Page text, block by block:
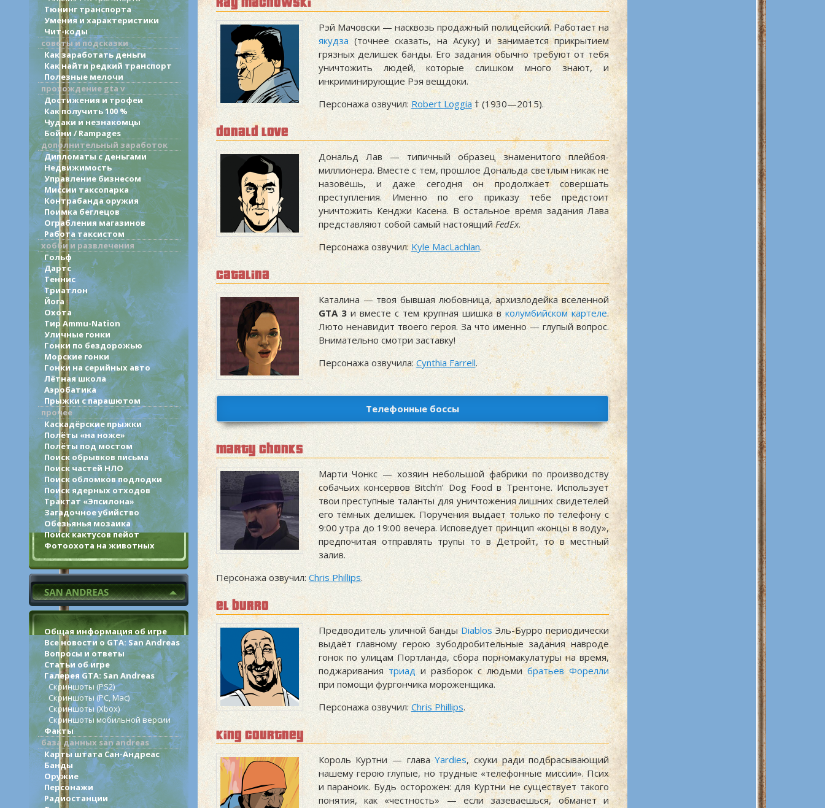
Тюнинг транспорта
Умения и характеристики
Чит-коды
советы и подсказки
Как заработать деньги
Как найти редкий транспорт
Полезные мелочи
прохождение gta v
Достижения и трофеи
Как получить 100 %
Чудаки и незнакомцы
Бойни / Rampages
дополнительный заработок
Дипломаты с деньгами
Недвижимость
Управление бизнесом
Миссии таксопарка
Контрабанда оружия
Поимка беглецов
Ограбления магазинов
Работа таксистом
хобби и развлечения
Гольф
Дартс
Теннис
Триатлон
Йога
Охота
Тир Ammu-Nation
Уличные гонки
Гонки по бездорожью
Морские гонки
Гонки на серийных авто
Лётная школа
Аэробатика
Прыжки с парашютом
прочее
Каскадёрские прыжки
Полёты «на ноже»
Полёты под мостом
Поиск обрывков письма
Поиск частей НЛО
Поиск обломков подлодки
Поиск ядерных отходов
Трактат «Эпсилона»
Загадочное убийство
Обезьянья мозаика
Поиск кактусов пейот
Фотоохота на животных
Общая информация об игре
Все новости о GTA: San Andreas
Вопросы и ответы
Статьи об игре
Галерея GTA: San Andreas
Скриншоты (PS2)
Скриншоты (PC, Mac)
Скриншоты (Xbox)
Скриншоты мобильной версии
Факты
база данных san andreas
Карты штата Сан-Андреас
Банды
Оружие
Персонажи
Радиостанции
Рэй Мачовски — насквозь продажный полицейский. Работает на
якудза(точнее сказать, на Асуку) и занимается прикрытием
грязных делишек банды. Его задания обычно требуют от тебя
уничтожить людей, которые слишком много знают, и
инкриминирующие Рэя вещдоки.
Персонажа озвучил: Robert Loggia† (1930—2015).
donald love
Дональд Лав — типичный образец знаменитого плейбоя-
миллионера. Вместе с тем, прошлое Дональда светлым никак не
назовёшь, и даже сегодня он продолжает совершать
преступления. Именно по его приказу тебе предстоит
уничтожить Кенджи Касена. В остальное время задания Лава
представляют собой самый настоящийFedEx.
Персонажа озвучил:Kyle MacLachlan.
catalina
Каталина — твоя бывшая любовница, архизлодейка вселенной
GTA 3и вместе с тем крупная шишка вколумбийском картеле.
Люто ненавидит твоего героя. За что именно — глупый вопрос.
Внимательно смотри заставку!
Персонажа озвучила:Cynthia Farrell.
Телефонные боссы
marty chonks
Марти Чонкс — хозяин небольшой фабрики по производству
собачьих консервов Bitch’n’ Dog Food в Трентоне. Использует
твои преступные таланты для уничтожения лишних свидетелей
его тёмных делишек. Поручения выдает только по телефону с
9:00 утра до 19:00 вечера. Исповедует принцип «концы в воду»,
предпочитая отправлять трупы то в Детройт, то в местный
залив.
Персонажа озвучил:Chris Phillips.
el burro
Предводитель уличной банды DiablosЭль-Бурро периодически
выдаёт главному герою зубодробительные задания навроде
гонок по улицам Портланда, сбора порномакулатуры на время,
поджариваниятриади разборок с людьмибратьев Форелли
при помощи фургончика мороженщика.
Персонажа озвучил:Chris Phillips.
king courtney
Король Куртни — главаYardies, скуки ради подбрасывающий
нашему герою глупые, но трудные «телефонные миссии». Псих
и параноик. Будь осторожен: для Куртни не существует такого
понятия, как «честность» — если зазеваешься, обманет и